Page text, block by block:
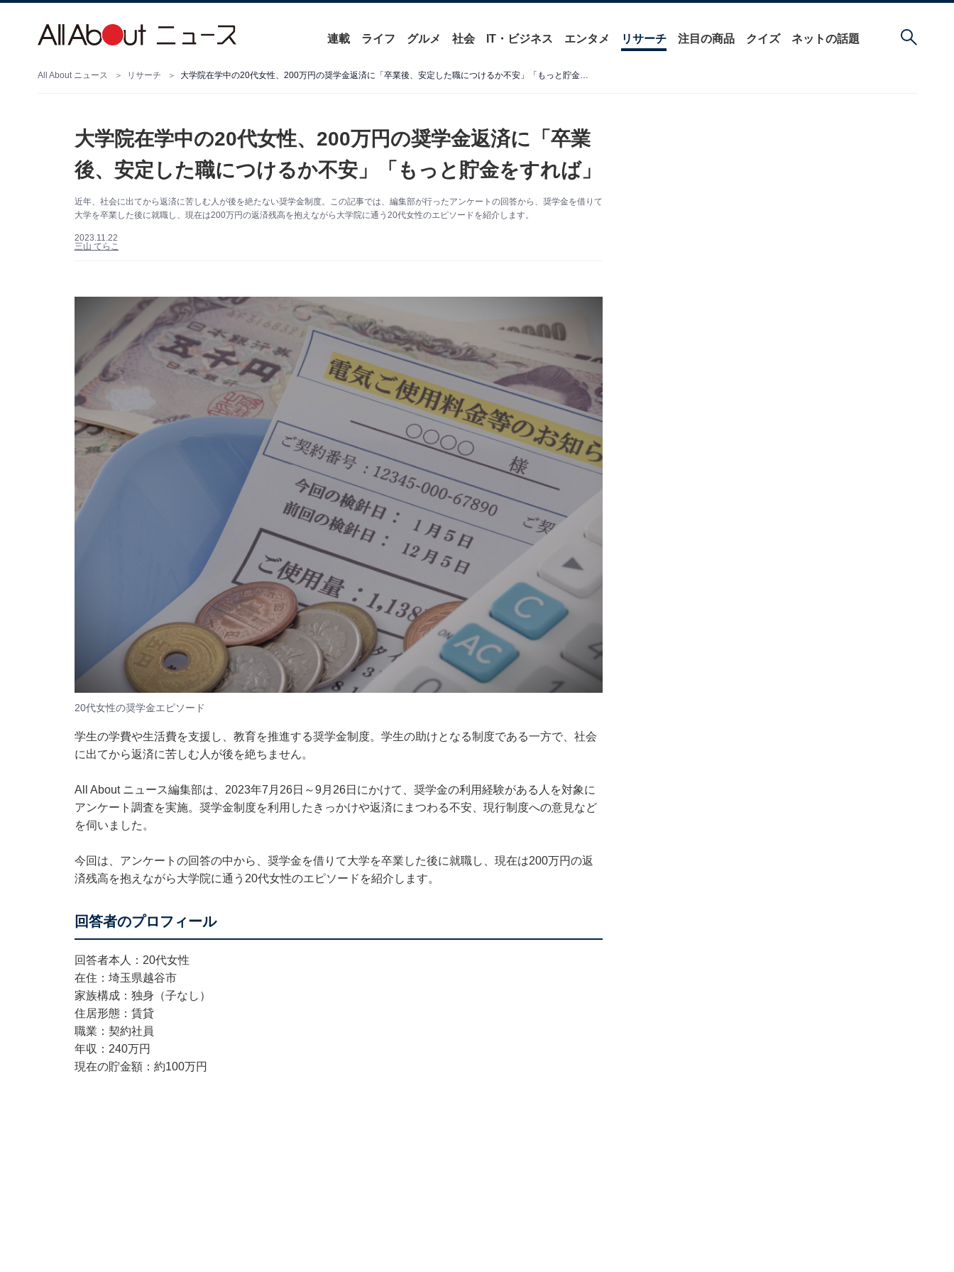
連載 ライフ グルメ 社会 IT・ビジネス エンタメ リサーチ 注目の商品 クイズ ネットの話題
All About ニュース リサーチ 大学院在学中の20代女性、200万円の奨学金返済に「卒業後、安定した職につけるか不安」「もっと貯金をすれば」
大学院在学中の20代女性、200万円の奨学金返済に「卒業
後、安定した職につけるか不安」「もっと貯金をすれば」
近年、社会に出てから返済に苦しむ人が後を絶たない奨学金制度。この記事では、編集部が行ったアンケートの回答から、奨学金を借りて
大学を卒業した後に就職し、現在は200万円の返済残高を抱えながら大学院に通う20代女性のエピソードを紹介します。
2023.11.22
三山 てらこ
20代女性の奨学金エピソード
学生の学費や生活費を支援し、教育を推進する奨学金制度。学生の助けとなる制度である一方で、社会
に出てから返済に苦しむ人が後を絶ちません。
All About ニュース編集部は、2023年7月26日～9月26日にかけて、奨学金の利用経験がある人を対象に
アンケート調査を実施。奨学金制度を利用したきっかけや返済にまつわる不安、現行制度への意見など
を伺いました。
今回は、アンケートの回答の中から、奨学金を借りて大学を卒業した後に就職し、現在は200万円の返
済残高を抱えながら大学院に通う20代女性のエピソードを紹介します。
回答者のプロフィール
回答者本人：20代女性
在住：埼玉県越谷市
家族構成：独身（子なし）
住居形態：賃貸
職業：契約社員
年収：240万円
現在の貯金額：約100万円